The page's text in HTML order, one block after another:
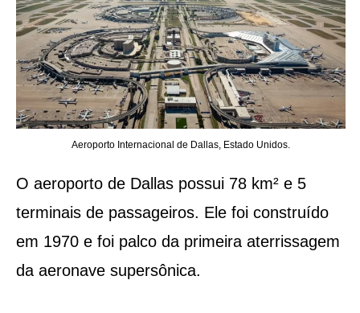
Aeroporto Internacional de Dallas, Estado Unidos.
O aeroporto de Dallas possui 78 km² e 5
terminais de passageiros. Ele foi construído
em 1970 e foi palco da primeira aterrissagem
da aeronave supersônica.